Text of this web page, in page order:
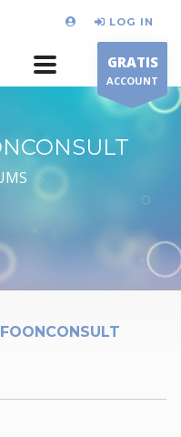
LOG IN
GRATIS
ACCOUNT